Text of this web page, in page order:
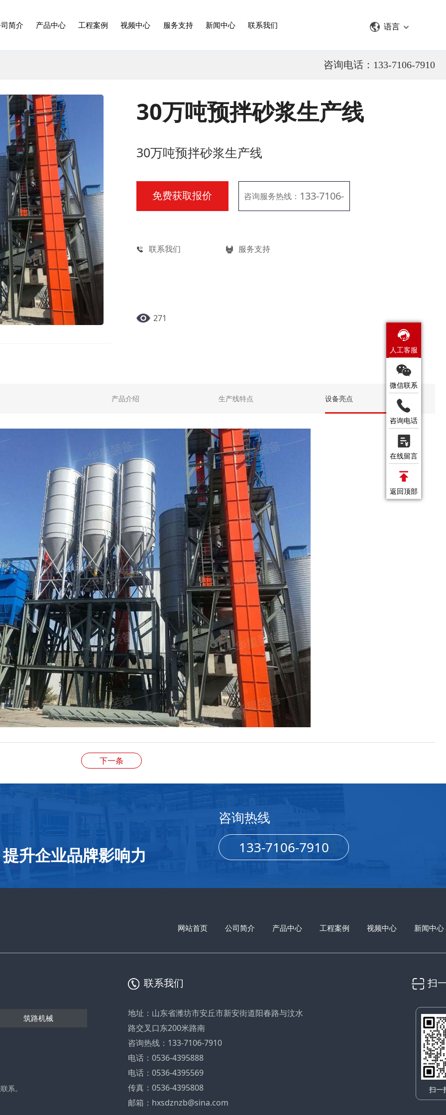
简介 产品中心 工程案例 视频中心 服务支持 新闻中心 联系我们 语言
咨询电话：133-7106-7910
30万吨预拌砂浆生产线
30万吨预拌砂浆生产线
免费获取报价 咨询服务热线： 133-7106-
联系我们 服务支持
271
产品介绍 生产线特点 设备亮点
下一条
升企业品牌影响力
咨询热线
133-7106-7910
网站首页 公司简介 产品中心 工程案例 视频中心 新闻中心
筑路机械
系。
联系我们
地址：山东省潍坊市安丘市新安街道阳春路与汶水
路交叉口东200米路南
咨询热线：133-7106-7910
电话：0536-4395888
电话：0536-4395569
传真：0536-4395808
邮箱：hxsdznzb@sina.com
扫
扫一
人工客服
微信联系
咨询电话
在线留言
返回顶部